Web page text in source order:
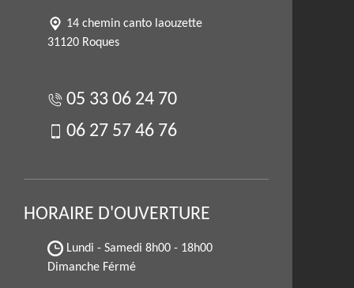
14 chemin canto laouzette
31120 Roques
05 33 06 24 70
06 27 57 46 76
HORAIRE D'OUVERTURE
Lundi - Samedi 8h00 - 18h00
Dimanche Férmé